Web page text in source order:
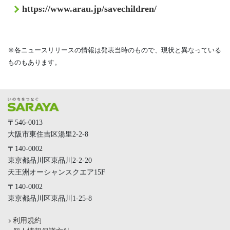
https://www.arau.jp/savechildren/
※各ニュースリリースの情報は発表当時のもので、現状と異なっている
ものもあります。
〒546-0013
大阪市東住吉区湯里2-2-8
〒140-0002
東京都品川区東品川2-2-20
天王洲オーシャンスクエア15F
〒140-0002
東京都品川区東品川1-25-8
利用規約